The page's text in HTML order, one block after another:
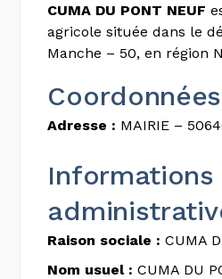
CUMA DU PONT NEUF
agricole située dans le
Manche – 50, en région
Coordonnées
Adresse : MAIRIE –
Informations
Raison sociale : CUMA
Nom usuel : CUMA DU